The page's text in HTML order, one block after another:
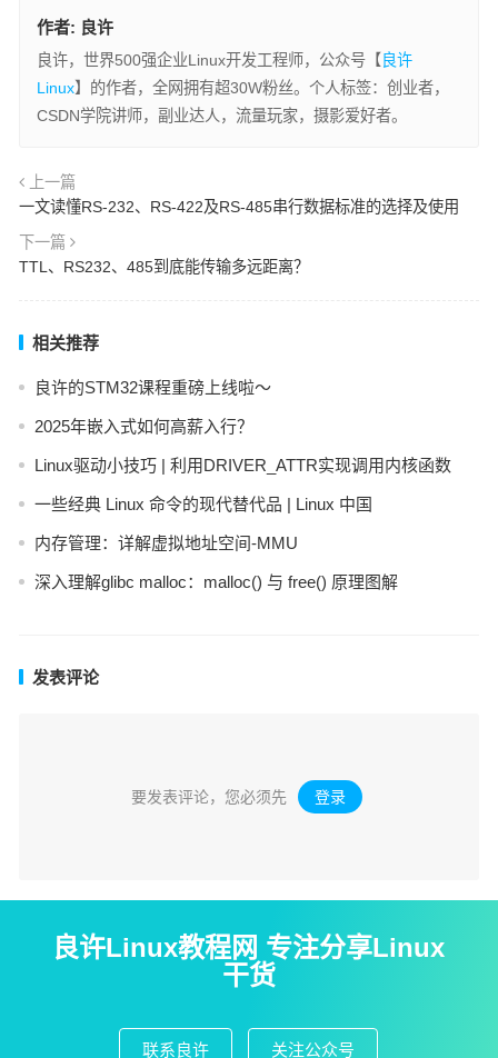
作者: 良许
良许，世界500强企业Linux开发工程师，公众号【 良许
Linux】的作者，全网拥有超30W粉丝。个人标签：创业者，
CSDN学院讲师，副业达人，流量玩家，摄影爱好者。
上一篇
一文读懂RS-232、RS-422及RS-485串行数据标准的选择及使用
下一篇
TTL、RS232、485到底能传输多远距离？
相关推荐
良许的STM32课程重磅上线啦～
2025年嵌入式如何高薪入行？
Linux驱动小技巧 | 利用DRIVER_ATTR实现调用内核函数
一些经典 Linux 命令的现代替代品 | Linux 中国
内存管理：详解虚拟地址空间-MMU
深入理解glibc malloc：malloc() 与 free() 原理图解
发表评论
要发表评论，您必须先 登录 。
良许Linux教程网 专注分享Linux
干货
联系良许 关注公众号